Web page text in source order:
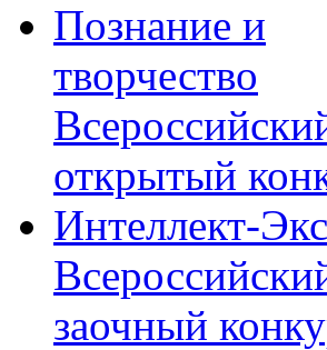
Познание и
творчество
открытый
Интеллект-
заочный